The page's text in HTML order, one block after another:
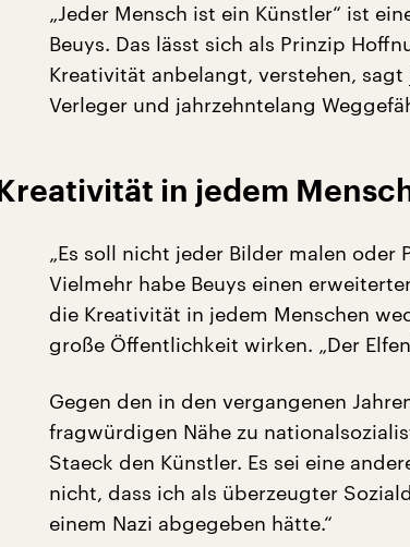
„Jeder Mensch ist ein Künstler“ ist
Beuys. Das lässt sich als Prinzip
Kreativität anbelangt, verstehen, sagt
Verleger und jahrzehntelang
Kreativität in jedem
„Es soll nicht jeder Bilder malen oder
Vielmehr habe Beuys einen
die Kreativität in jedem Menschen
große Öffentlichkeit wirken. „Der
Gegen den in den vergangenen
fragwürdigen Nähe zu
Staeck den Künstler. Es sei eine
nicht, dass ich als überzeugter
einem Nazi abgegeben hätte.“